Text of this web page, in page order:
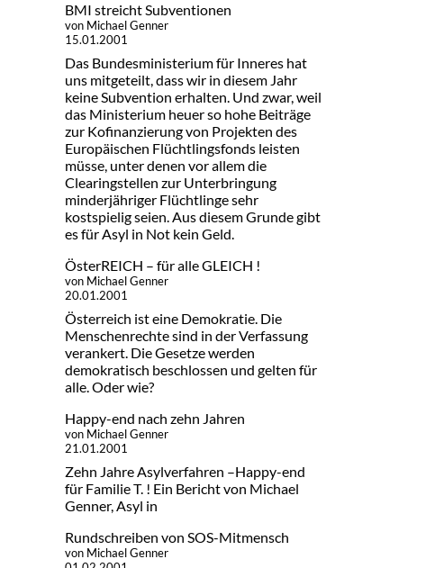
BMI streicht Subventionen
von Michael Genner
15.01.2001
Das Bundesministerium für Inneres hat
uns mitgeteilt, dass wir in diesem Jahr
keine Subvention erhalten. Und zwar, weil
das Ministerium heuer so hohe Beiträge
zur Kofinanzierung von Projekten des
Europäischen Flüchtlingsfonds leisten
müsse, unter denen vor allem die
Clearingstellen zur Unterbringung
minderjähriger Flüchtlinge sehr
kostspielig seien. Aus diesem Grunde gibt
es für Asyl in Not kein Geld.
ÖsterREICH – für alle GLEICH !
von Michael Genner
20.01.2001
Österreich ist eine Demokratie. Die
Menschenrechte sind in der Verfassung
verankert. Die Gesetze werden
demokratisch beschlossen und gelten für
alle. Oder wie?
Happy-end nach zehn Jahren
von Michael Genner
21.01.2001
Zehn Jahre Asylverfahren –Happy-end
für Familie T. ! Ein Bericht von Michael
Genner, Asyl in
Rundschreiben von SOS-Mitmensch
von Michael Genner